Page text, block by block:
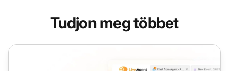
Tudjon meg többet
Ügyfélgondozás